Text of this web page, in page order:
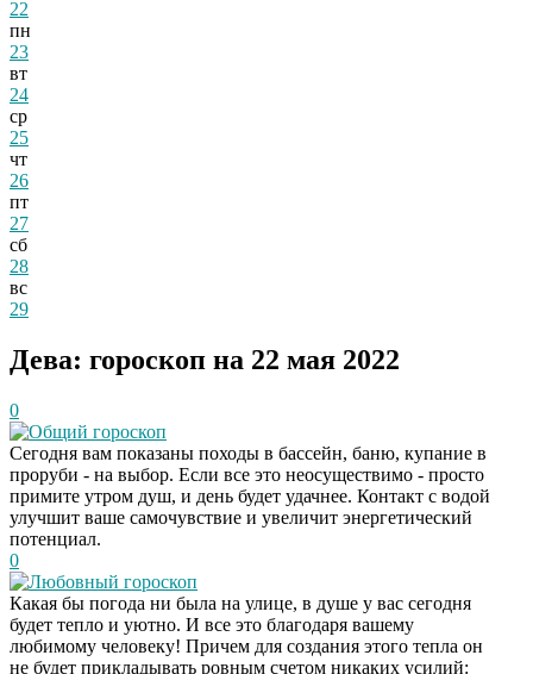
22
пн
23
вт
24
ср
25
чт
26
пт
27
сб
28
вс
29
Дева: гороскоп на 22 мая 2022
0
Общий гороскоп
Сегодня вам показаны походы в бассейн, баню, купание в
проруби - на выбор. Если все это неосуществимо - просто
примите утром душ, и день будет удачнее. Контакт с водой
улучшит ваше самочувствие и увеличит энергетический
потенциал.
0
Любовный гороскоп
Какая бы погода ни была на улице, в душе у вас сегодня
будет тепло и уютно. И все это благодаря вашему
любимому человеку! Причем для создания этого тепла он
не будет прикладывать ровным счетом никаких усилий: